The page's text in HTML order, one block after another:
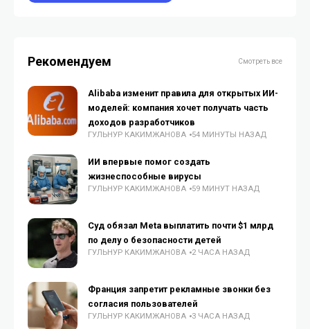
Рекомендуем Смотреть все
Alibaba изменит правила для открытых ИИ-
моделей: компания хочет получать часть
доходов разработчиков
ГУЛЬНУР КАКИМЖАНОВА 54 МИНУТЫ НАЗАД
ИИ впервые помог создать
жизнеспособные вирусы
ГУЛЬНУР КАКИМЖАНОВА 59 МИНУТ НАЗАД
Суд обязал Meta выплатить почти $1 млрд
по делу о безопасности детей
ГУЛЬНУР КАКИМЖАНОВА 2 ЧАСА НАЗАД
Франция запретит рекламные звонки без
согласия пользователей
ГУЛЬНУР КАКИМЖАНОВА 3 ЧАСА НАЗАД